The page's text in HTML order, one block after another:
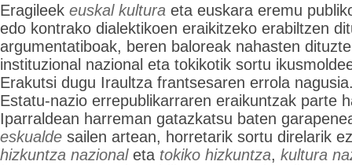
Eragileek euskal kultura eta euskara eremu
edo kontrako dialektikoen eraikitzeko erabiltzen
argumentatiboak, beren baloreak nahasten
instituzional nazional eta tokikotik sortu
Erakutsi dugu Iraultza frantsesaren errola
Estatu-nazio errepublikarraren eraikuntzak parte
Iparraldean harreman gatazkatsu baten
eskualde sailen artean, horretarik sortu direlarik
hizkuntza nazionaleta tokiko hizkuntza, kultura